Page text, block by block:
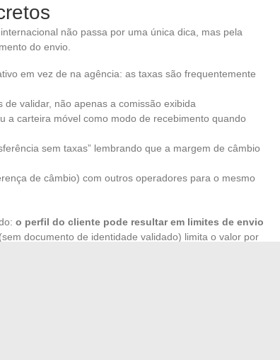
não passa por uma única dica, mas pela
do envio.
em vez de na agência: as taxas são frequentemente
validar, não apenas a comissão exibida
a carteira móvel como modo de recebimento quando
sem taxas” lembrando que a margem de câmbio
de câmbio) com outros operadores para o mesmo
o perfil do cliente pode resultar em limites de envio
documento de identidade validado) limita o valor por